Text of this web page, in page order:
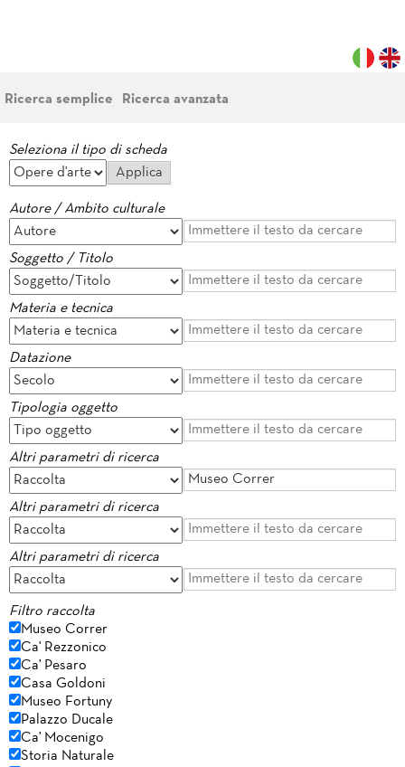
Ricerca semplice Ricerca avanzata
Seleziona il tipo di scheda
Autore / Ambito culturale
Soggetto / Titolo
Materia e tecnica
Datazione
Tipologia oggetto
Altri parametri di ricerca
Altri parametri di ricerca
Altri parametri di ricerca
Filtro raccolta
Museo Correr
Ca' Rezzonico
Ca' Pesaro
Casa Goldoni
Museo Fortuny
Palazzo Ducale
Ca' Mocenigo
Storia Naturale